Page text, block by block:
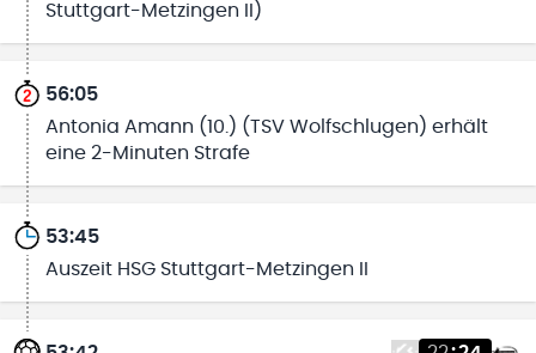
Stuttgart-Metzingen II)
56:05
Antonia Amann (10.) (TSV Wolfschlugen) erhält
eine 2-Minuten Strafe
53:45
Auszeit HSG Stuttgart-Metzingen II